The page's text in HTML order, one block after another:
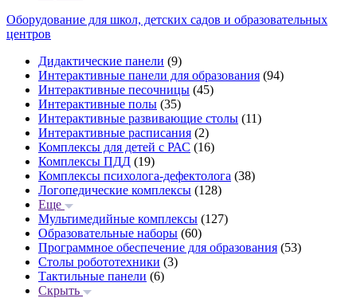
Оборудование для школ, детских садов и образовательных
центров
Дидактические панели (9)
Интерактивные панели для образования (94)
Интерактивные песочницы (45)
Интерактивные полы (35)
Интерактивные развивающие столы (11)
Интерактивные расписания (2)
Комплексы для детей с РАС (16)
Комплексы ПДД (19)
Комплексы психолога-дефектолога (38)
Логопедические комплексы (128)
Еще
Мультимедийные комплексы (127)
Образовательные наборы (60)
Программное обеспечение для образования (53)
Столы робототехники (3)
Тактильные панели (6)
Скрыть